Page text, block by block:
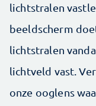
lichtstralen
beeldscherm
lichtstralen
lichtveld vast.
onze ooglens